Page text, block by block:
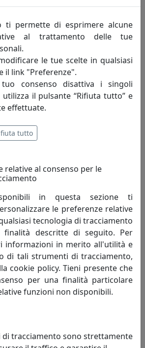
RASTER 265.121.02 BIANCO
166,00 €
RASTER 265.121.03 NERO
166,00 €
ti permette di esprimere alcune
al trattamento delle tue
le tue scelte in qualsiasi
il link "Preferenze".
consenso disattiva i singoli
il pulsante “Rifiuta tutto” e
effettuate.
tutto
relative al consenso per le
in questa sezione ti
le preferenze relative
tecnologia di tracciamento
finalità descritte di seguito. Per
informazioni in merito all'utilità e
di tali strumenti di tracciamento,
cookie policy. Tieni presente che
per una finalità particolare
funzioni non disponibili.
tracciamento sono strettamente